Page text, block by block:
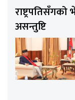
असन्तुष्टि